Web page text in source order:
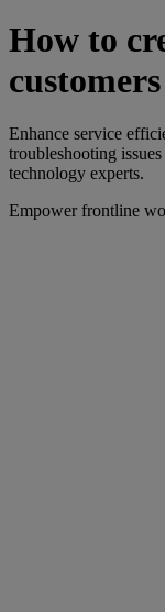
How to
Enhance service
troubleshooting
technology experts.
Empower frontline